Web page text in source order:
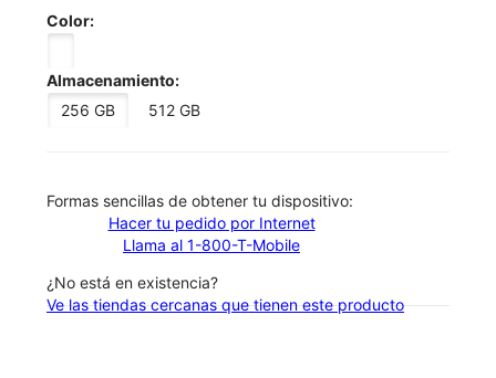
Color:
Almacenamiento:
256 GB
512 GB
​​​​​​​Formas sencillas de obtener tu dispositivo:
Hacer tu pedido por Internet
Llama al 1-800-T-Mobile
¿No está en existencia?
Ve las tiendas cercanas que tienen este producto